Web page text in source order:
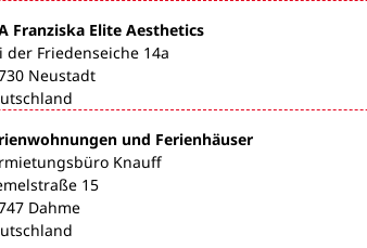
Franziska Elite Aesthetics
der Friedenseiche 14a
Neustadt
und Ferienhäuser
Knauff
15
Dahme